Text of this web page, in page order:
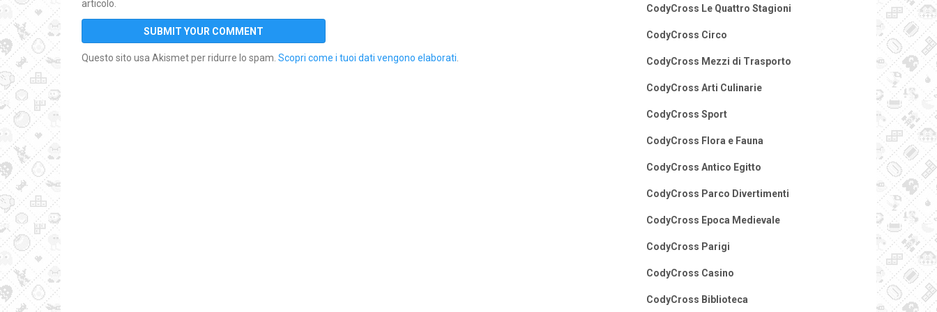
articolo.
Questo sito usa Akismet per ridurre lo spam. Scopri come i tuoi dati vengono elaborati
CodyCross Le Quattro Stagioni
CodyCross Circo
CodyCross Mezzi di Trasporto
CodyCross Arti Culinarie
CodyCross Sport
CodyCross Flora e Fauna
CodyCross Antico Egitto
CodyCross Parco Divertimenti
CodyCross Epoca Medievale
CodyCross Parigi
CodyCross Casino
CodyCross Biblioteca